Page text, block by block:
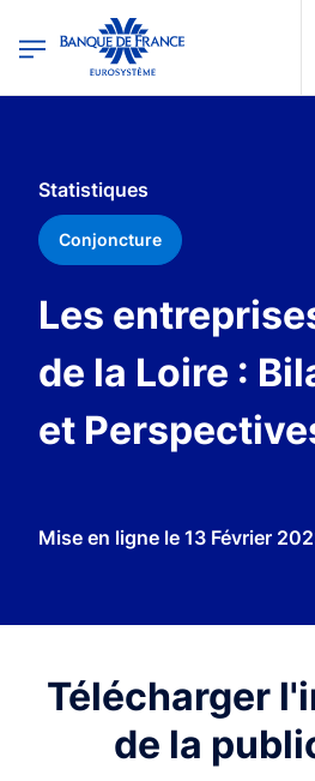
Banque de France - Menu Principal
Statistiques
Conjoncture
Les
de la Loire :
et
Mise en ligne le 13 Février
Télécharger
de la